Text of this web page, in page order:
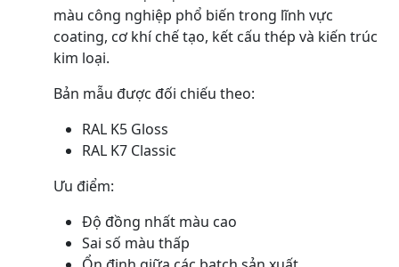
màu công nghiệp phổ biến trong lĩnh vực
coating, cơ khí chế tạo, kết cấu thép và kiến trúc
kim loại.
Bản mẫu được đối chiếu theo:
RAL K5 Gloss
RAL K7 Classic
Ưu điểm:
Độ đồng nhất màu cao
Sai số màu thấp